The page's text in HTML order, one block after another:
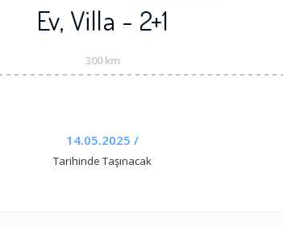
Ev, Villa - 2+1
300 km
14.05.2025 /
Tarihinde Taşınacak